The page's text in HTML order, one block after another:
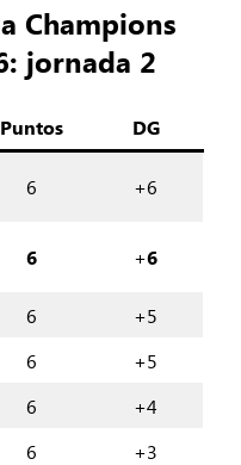
Champions
jornada 2
Puntos DG
6 +6
6 +6
6
+5
6
+5
6
+4
6 +3